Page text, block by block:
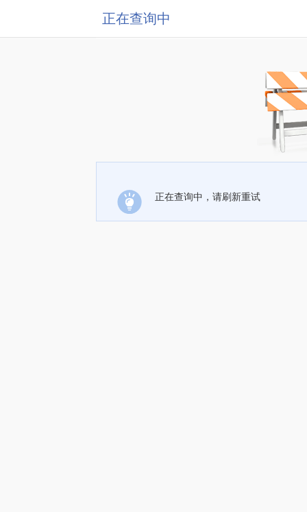
正在查询中
正在查询中，请刷新重试